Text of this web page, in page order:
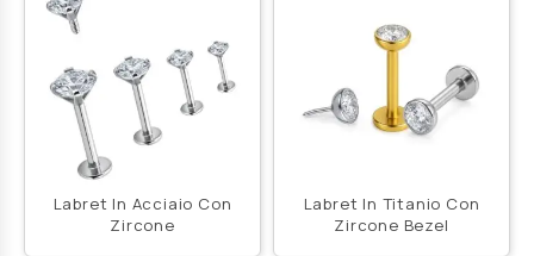
Labret In Acciaio Con
Zircone
Labret In Titanio Con
Zircone Bezel